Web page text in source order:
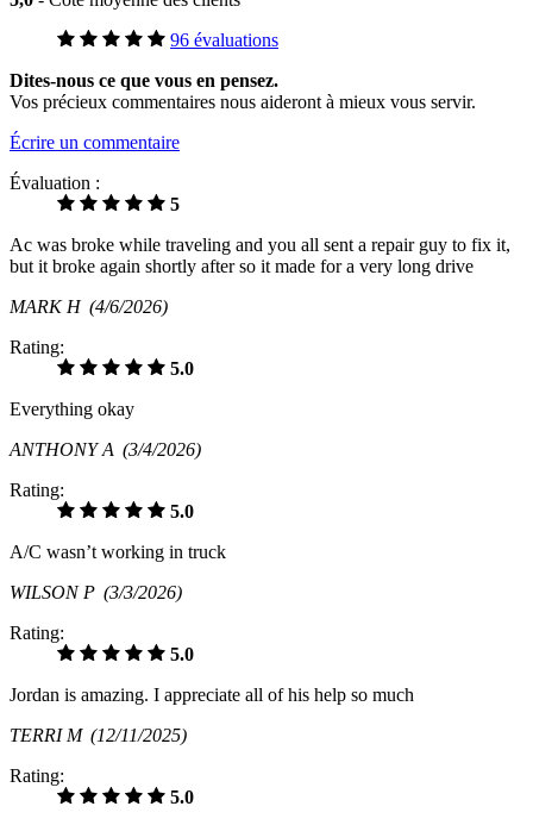
96 évaluations
Dites-nous ce que vous en pensez.
Vos précieux commentaires nous aideront à mieux vous servir.
Écrire un commentaire
Évaluation :
5
Ac was broke while traveling and you all sent a repair guy to fix it,
but it broke again shortly after so it made for a very long drive
MARK H (4/6/2026)
Rating:
5.0
Everything okay
ANTHONY A (3/4/2026)
Rating:
5.0
A/C wasn’t working in truck
WILSON P (3/3/2026)
Rating:
5.0
Jordan is amazing. I appreciate all of his help so much
TERRI M (12/11/2025)
Rating:
5.0